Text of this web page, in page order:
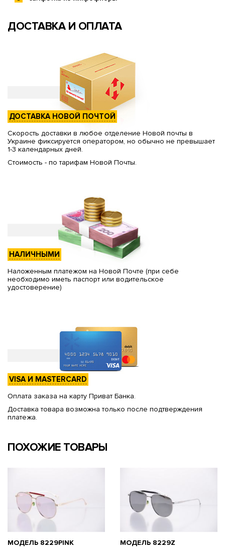
ДОСТАВКА И ОПЛАТА
ДОСТАВКА НОВОЙ ПОЧТОЙ
Скорость доставки в любое отделение Новой почты в
Украине фиксируется оператором, но обычно не превышает
1-3 календарных дней.
Стоимость - по тарифам Новой Почты.
НАЛИЧНЫМИ
Наложенным платежом на Новой Почте (при себе
необходимо иметь паспорт или водительское
удостоверение)
VISA И MASTERCARD
Оплата заказа на карту Приват Банка.
Доставка товара возможна только после подтверждения
платежа.
ПОХОЖИЕ ТОВАРЫ
МОДЕЛЬ 8229PINK МОДЕЛЬ 8229Z